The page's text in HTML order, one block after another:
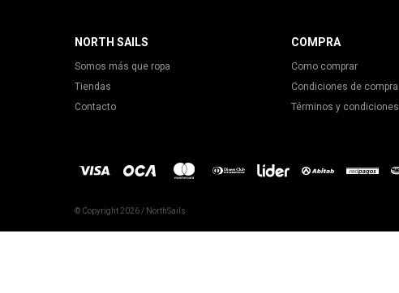
NORTH SAILS
Somos más que ropa
Tiendas
Contacto
COMPRA
Como comprar
Condiciones de compra
Términos y condiciones
© Copyright 2026 / NorthSails